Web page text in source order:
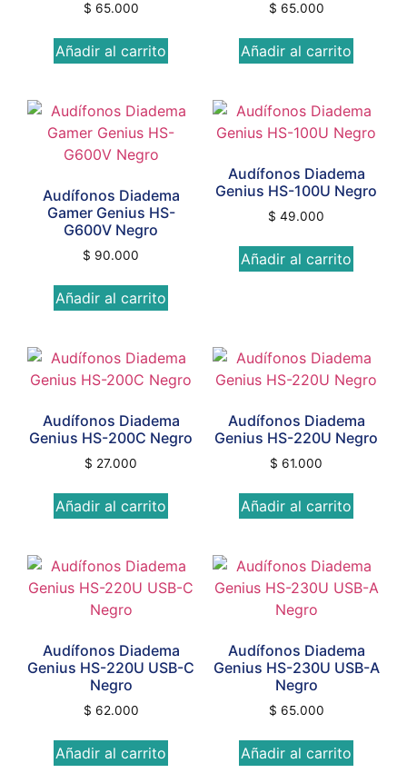
$ 65.000
Añadir al carrito
$ 65.000
Añadir al carrito
Audífonos Diadema
Gamer Genius HS-
G600V Negro
$ 90.000
Añadir al carrito
Audífonos Diadema
Genius HS-100U Negro
$ 49.000
Añadir al carrito
Audífonos Diadema
Genius HS-200C Negro
$ 27.000
Añadir al carrito
Audífonos Diadema
Genius HS-220U Negro
$ 61.000
Añadir al carrito
Audífonos Diadema
Genius HS-220U USB-C
Negro
$ 62.000
Añadir al carrito
Audífonos Diadema
Genius HS-230U USB-A
Negro
$ 65.000
Añadir al carrito